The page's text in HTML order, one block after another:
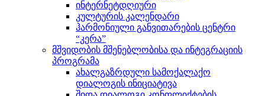
ინტერნეტდღიური
კულტურის კალენდარი
ჰარმონიული განვითარების ცენტრი
“კერა”
მშვიდობის მშენებლობისა და ინტეგრაციის
პროგრამა
ახალგაზრდული სამოქალაქო
დიალოგის ინიციატივა